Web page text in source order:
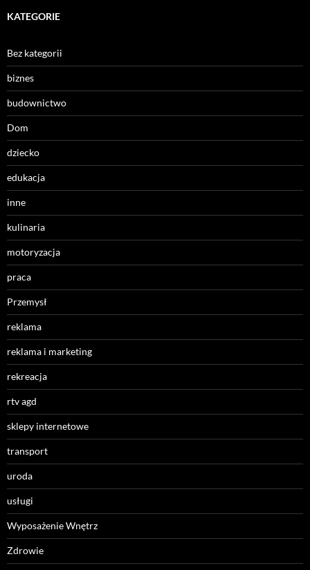
KATEGORIE
Bez kategorii
biznes
budownictwo
Dom
dziecko
edukacja
inne
kulinaria
motoryzacja
praca
Przemysł
reklama
reklama i marketing
rekreacja
rtv agd
sklepy internetowe
transport
uroda
usługi
Wyposażenie Wnętrz
Zdrowie